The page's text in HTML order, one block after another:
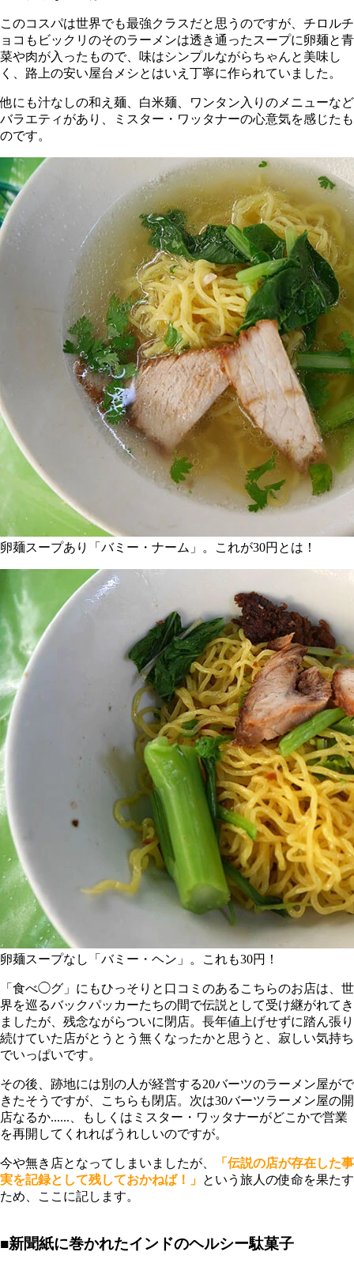
このコスパは世界でも最強クラスだと思うのですが、チロルチ
ョコもビックリのそのラーメンは透き通ったスープに卵麺と青
菜や肉が入ったもので、味はシンプルながらちゃんと美味し
く、路上の安い屋台メシとはいえ丁寧に作られていました。
他にも汁なしの和え麺、白米麺、ワンタン入りのメニューなど
バラエティがあり、ミスター・ワッタナーの心意気を感じたも
のです。
卵麺スープあり「バミー・ナーム」。これが30円とは！
卵麺スープなし「バミー・ヘン」。これも30円！
「食べ◯グ」にもひっそりと口コミのあるこちらのお店は、世
界を巡るバックパッカーたちの間で伝説として受け継がれてき
ましたが、残念ながらついに閉店。長年値上げせずに踏ん張り
続けていた店がとうとう無くなったかと思うと、寂しい気持ち
でいっぱいです。
その後、跡地には別の人が経営する20バーツのラーメン屋がで
きたそうですが、こちらも閉店。次は30バーツラーメン屋の開
店なるか......、もしくはミスター・ワッタナーがどこかで営業
を再開してくれればうれしいのですが。
今や無き店となってしまいましたが、
「伝説の店が存在した事
実を記録として残しておかねば！」 という旅人の使命を果たす
ため、ここに記します。
■新聞紙に巻かれたインドのヘルシー駄菓子